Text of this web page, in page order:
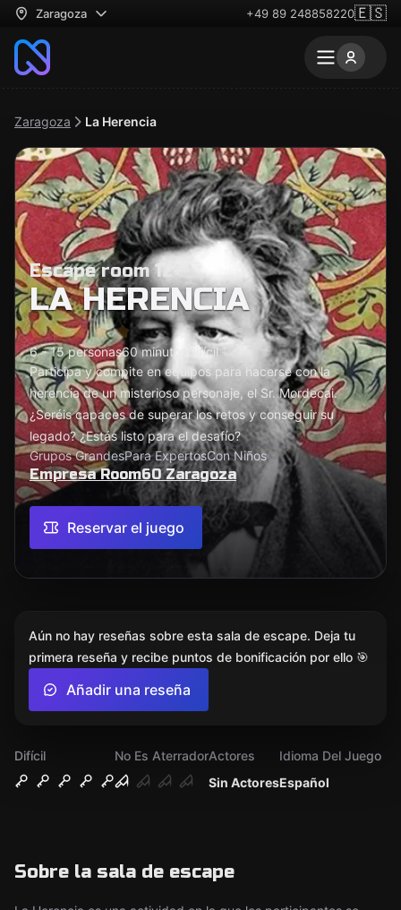
Zaragoza +49 89 248858220🇪🇸
Zaragoza La Herencia
Escape room 12+
LA HERENCIA
6 - 15 personas60 minutos
Difícil
Participa y compite en equipos para hacerse con la
herencia de un misterioso personaje, el Sr. Mordecai.
¿Seréis capaces de superar los retos y conseguir su
legado? ¿Estás listo para el desafío?
Grupos GrandesPara ExpertosCon Niños
Empresa Room60 Zaragoza
Reservar el juego
Difícil
No Es Aterrador
Sin Actores
Actores
Español
Idioma Del Juego
Sobre la sala de escape
Aún no hay reseñas sobre esta sala de escape. Deja tu
primera reseña y recibe puntos de bonificación por ello 🎯
Añadir una reseña